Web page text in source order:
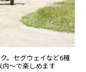
。セグウェイなど6種
～で楽しめます